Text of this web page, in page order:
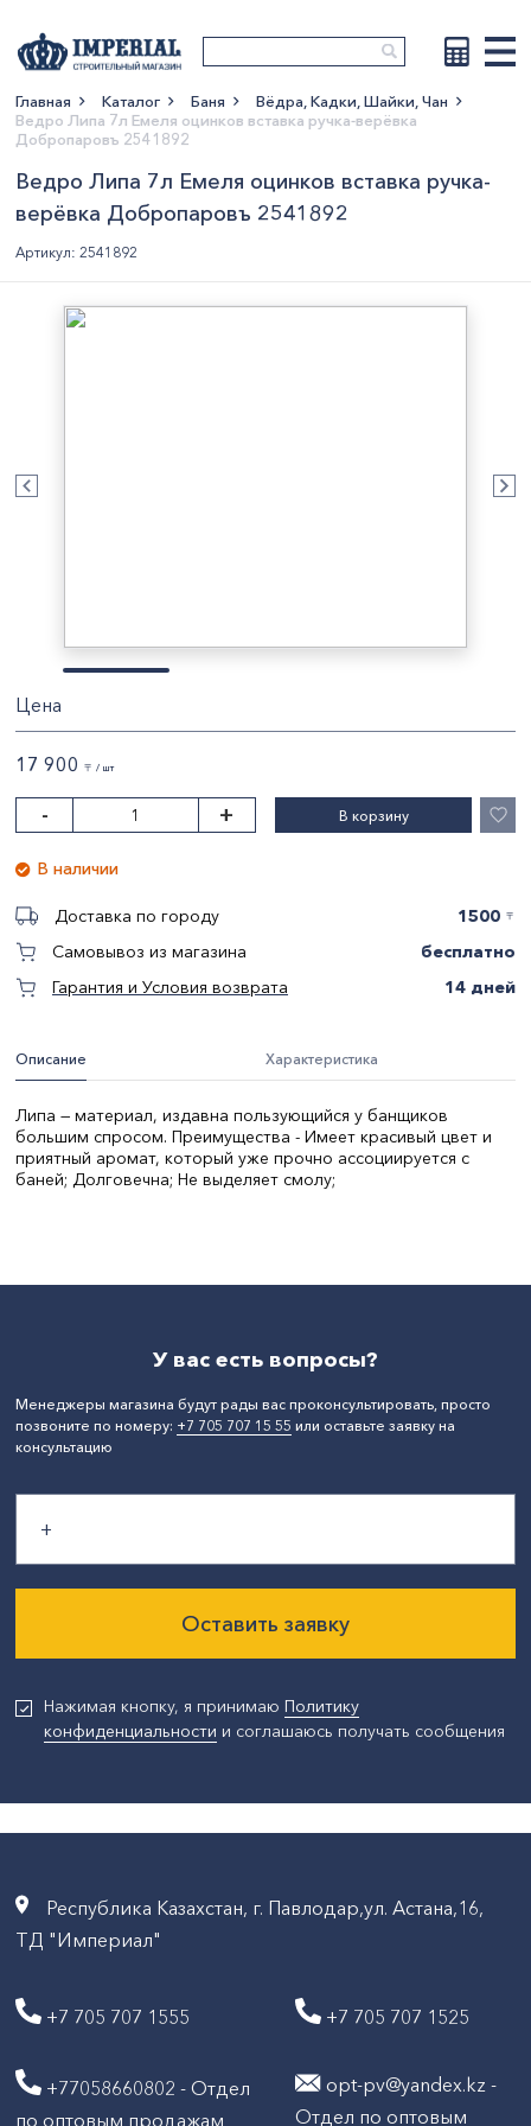
Главная Каталог Баня
Вёдра, Кадки, Шайки, Чан
Ведро Липа 7л Емеля оцинков вставка ручка-верёвка
Добропаровъ 2541892
Ведро Липа 7л Емеля оцинков вставка ручка-
верёвка Добропаровъ 2541892
Артикул: 2541892
Описание Характеристика
Липа — материал, издавна пользующийся у банщиков
большим спросом. Преимущества - Имеет красивый цвет и
приятный аромат, который уже прочно ассоциируется с
баней; Долговечна; Не выделяет смолу;
Цена
17 900 〒 / шт
- + В корзину
В наличии
Доставка по городу 1500 〒
Самовывоз из магазина
бесплатно
Гарантия и Условия возврата
14 дней
У вас есть вопросы?
Менеджеры магазина будут рады вас проконсультировать, просто
позвоните по номеру: +7 705 707 15 55 или оставьте заявку на
консультацию
Оставить заявку
Нажимая кнопку, я принимаю Политику
конфиденциальности и соглашаюсь получать сообщения
Республика Казахстан, г. Павлодар,ул. Астана,16,
ТД "Империал"
+7 705 707 1555 +7 705 707 1525
+77058660802 - Отдел
по оптовым продажам
opt-pv@yandex.kz -
Отдел по оптовым